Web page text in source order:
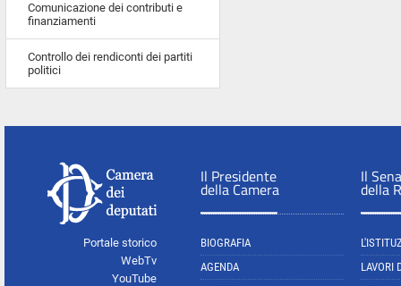
Comunicazione dei contributi e
finanziamenti
Controllo dei rendiconti dei partiti
politici
Portale storico
WebTv
YouTube
Il Presidente
della Camera
BIOGRAFIA
AGENDA
Il
della
LAVORI